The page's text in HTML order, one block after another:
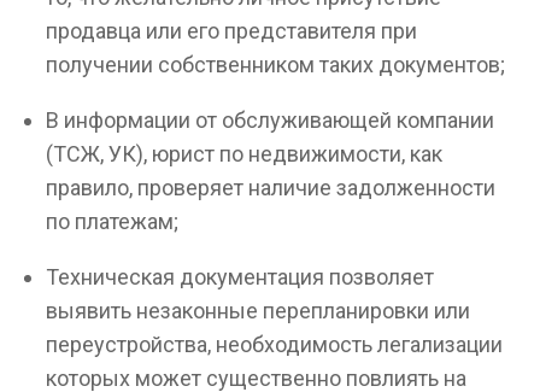
продавца или его представителя при
получении собственником таких документов;
В информации от обслуживающей компании
(ТСЖ, УК), юрист по недвижимости, как
правило, проверяет наличие задолженности
по платежам;
Техническая документация позволяет
выявить незаконные перепланировки или
переустройства, необходимость легализации
которых может существенно повлиять на